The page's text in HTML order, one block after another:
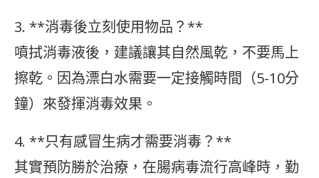
3. **消毒後立刻使用物品？**
噴拭消毒液後，建議讓其自然風乾，不要馬上
擦乾。因為漂白水需要一定接觸時間（5-10分
鐘）來發揮消毒效果。
4. **只有感冒生病才需要消毒？**
其實預防勝於治療，在腸病毒流行高峰時，勤